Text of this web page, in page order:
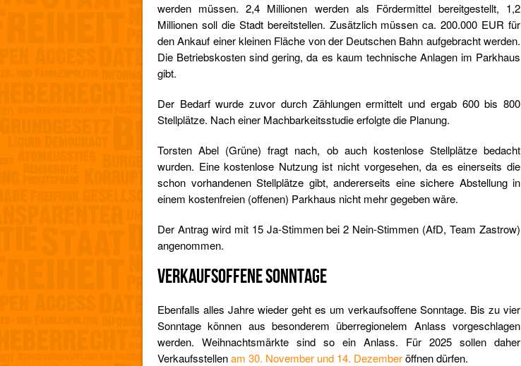
werden müssen. 2,4 Millionen werden als Fördermittel bereitgestellt, 1,2
Millionen soll die Stadt bereitstellen. Zusätzlich müssen ca. 200.000 EUR für
den Ankauf einer kleinen Fläche von der Deutschen Bahn aufgebracht werden.
Die Betriebskosten sind gering, da es kaum technische Anlagen im Parkhaus
gibt.
Der Bedarf wurde zuvor durch Zählungen ermittelt und ergab 600 bis 800
Stellplätze. Nach einer Machbarkeitsstudie erfolgte die Planung.
Torsten Abel (Grüne) fragt nach, ob auch kostenlose Stellplätze bedacht
wurden. Eine kostenlose Nutzung ist nicht vorgesehen, da es einerseits die
schon vorhandenen Stellplätze gibt, andererseits eine sichere Abstellung in
einem kostenfreien (offenen) Parkhaus nicht mehr gegeben wäre.
Der Antrag wird mit 15 Ja-Stimmen bei 2 Nein-Stimmen (AfD, Team Zastrow)
angenommen.
VERKAUFSOFFENE SONNTAGE
Ebenfalls alles Jahre wieder geht es um verkaufsoffene Sonntage. Bis zu vier
Sonntage können aus besonderem überregionelem Anlass vorgeschlagen
werden. Weihnachtsmärkte sind so ein Anlass. Für 2025 sollen daher
Verkaufsstellenam 30. November und 14. Dezemberöffnen dürfen.